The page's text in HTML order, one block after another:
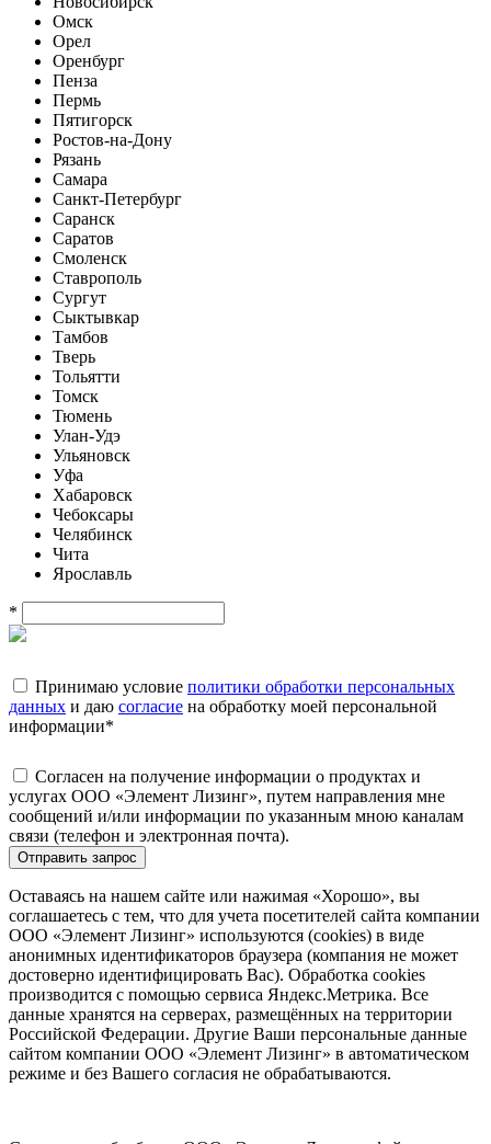
Омск
Орел
Оренбург
Пенза
Пермь
Пятигорск
Ростов-на-Дону
Рязань
Самара
Санкт-Петербург
Саранск
Саратов
Смоленск
Ставрополь
Сургут
Сыктывкар
Тамбов
Тверь
Тольятти
Томск
Тюмень
Улан-Удэ
Ульяновск
Уфа
Хабаровск
Чебоксары
Челябинск
Чита
Ярославль
*
Принимаю условие политики обработки персональных
данных и даю согласие на обработку моей персональной
информации*
Согласен на получение информации о продуктах и
услугах ООО «Элемент Лизинг», путем направления мне
сообщений и/или информации по указанным мною каналам
связи (телефон и электронная почта).
Отправить запрос
Оставаясь на нашем сайте или нажимая «Хорошо», вы
соглашаетесь с тем, что для учета посетителей сайта компании
ООО «Элемент Лизинг» используются (cookies) в виде
анонимных идентификаторов браузера (компания не может
достоверно идентифицировать Вас). Обработка cookies
производится с помощью сервиса Яндекс.Метрика. Все
данные хранятся на серверах, размещённых на территории
Российской Федерации. Другие Ваши персональные данные
сайтом компании ООО «Элемент Лизинг» в автоматическом
режиме и без Вашего согласия не обрабатываются.